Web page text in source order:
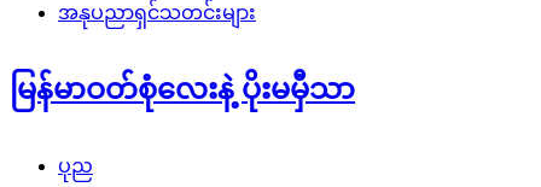
အနုပညာရှင်သတင်းများ
မြန်မာဝတ်စုံလေးနဲ့ ပိုးမမှီသာ
ပုည